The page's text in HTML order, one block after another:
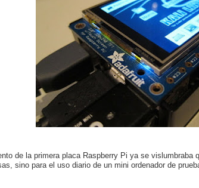
de la primera placa Raspberry Pi ya se vislumbraba
sino para el uso diario de un mini ordenador de